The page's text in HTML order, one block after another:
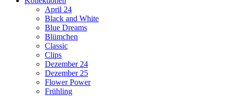
April 24
Black and White
Blue Dreams
Blümchen
Classic
Clips
Dezember 24
Dezember 25
Flower Power
Frühling